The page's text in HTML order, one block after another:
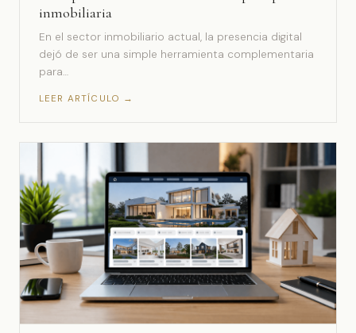
inmobiliaria
En el sector inmobiliario actual, la presencia digital
dejó de ser una simple herramienta complementaria
para…
LEER ARTÍCULO →